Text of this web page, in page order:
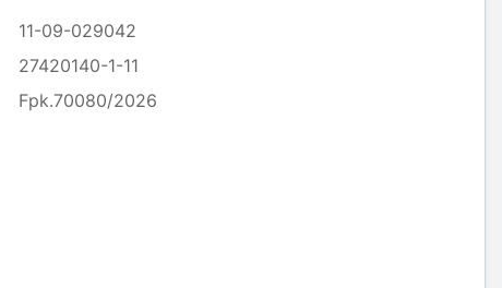
11-09-029042
27420140-1-11
Fpk.70080/2026